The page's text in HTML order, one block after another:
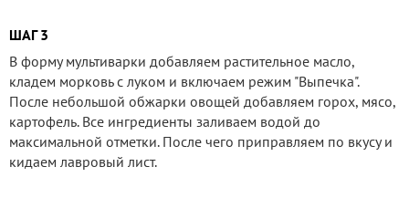
ШАГ 3
В форму мультиварки добавляем растительное масло,
кладем морковь с луком и включаем режим "Выпечка".
После небольшой обжарки овощей добавляем горох, мясо,
картофель. Все ингредиенты заливаем водой до
максимальной отметки. После чего приправляем по вкусу и
кидаем лавровый лист.